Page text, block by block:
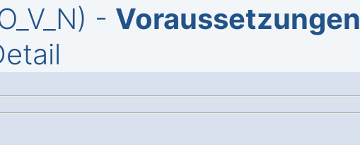
- Voraussetzungen